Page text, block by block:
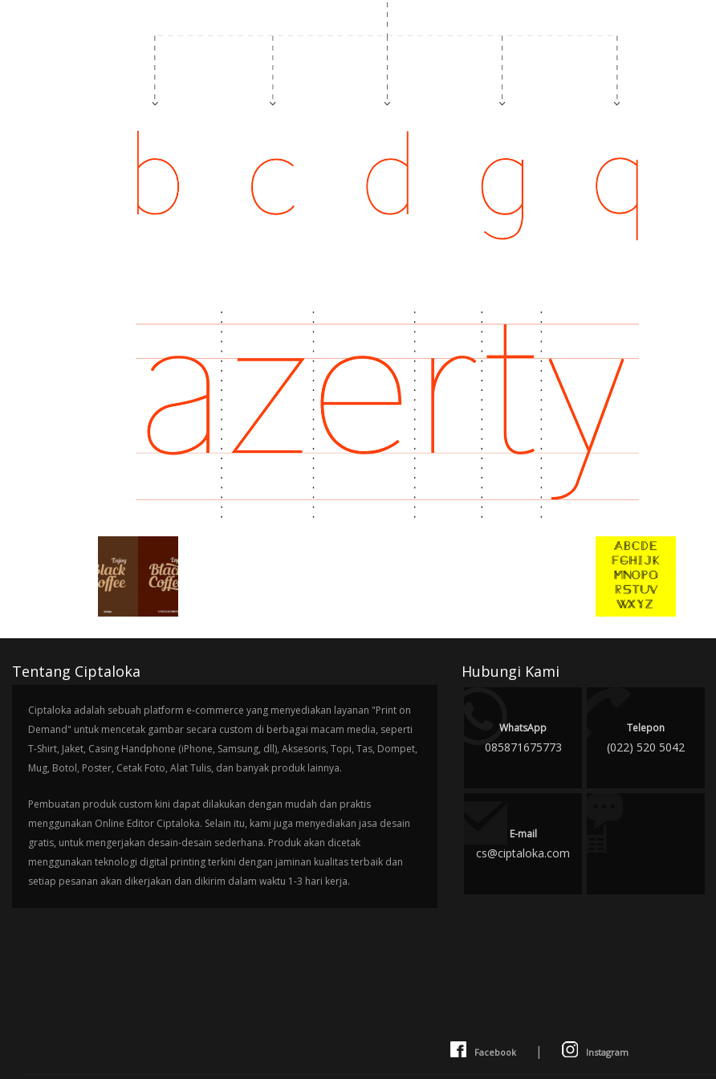
Tentang Ciptaloka
Ciptaloka adalah sebuah platform e-commerce yang menyediakan layanan "Print on
Demand" untuk mencetak gambar secara custom di berbagai macam media, seperti
T-Shirt, Jaket, Casing Handphone (iPhone, Samsung, dll), Aksesoris, Topi, Tas, Dompet,
Mug, Botol, Poster, Cetak Foto, Alat Tulis, dan banyak produk lainnya.
Pembuatan produk custom kini dapat dilakukan dengan mudah dan praktis
menggunakan Online Editor Ciptaloka. Selain itu, kami juga menyediakan jasa desain
gratis, untuk mengerjakan desain-desain sederhana. Produk akan dicetak
menggunakan teknologi digital printing terkini dengan jaminan kualitas terbaik dan
setiap pesanan akan dikerjakan dan dikirim dalam waktu 1-3 hari kerja.
Hubungi Kami
WhatsApp
085871675773
Telepon
(022) 520 5042
E-mail
cs@ciptaloka.com
Facebook | Instagram